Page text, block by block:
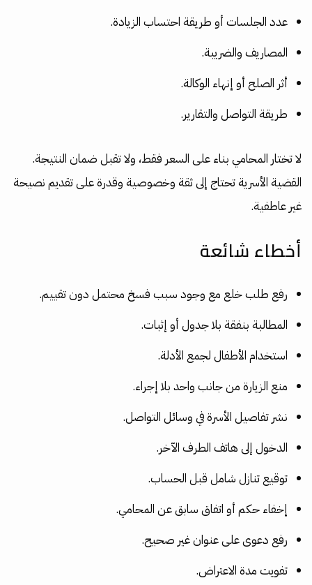
عدد الجلسات أو طريقة احتساب الزيادة.
المصاريف والضريبة.
أثر الصلح أو إنهاء الوكالة.
طريقة التواصل والتقارير.
لا تختار المحامي بناء على السعر فقط، ولا تقبل ضمان النتيجة.
القضية الأسرية تحتاج إلى ثقة وخصوصية وقدرة على تقديم نصيحة
غير عاطفية.
أخطاء شائعة
رفع طلب خلع مع وجود سبب فسخ محتمل دون تقييم.
المطالبة بنفقة بلا جدول أو إثبات.
استخدام الأطفال لجمع الأدلة.
منع الزيارة من جانب واحد بلا إجراء.
نشر تفاصيل الأسرة في وسائل التواصل.
الدخول إلى هاتف الطرف الآخر.
توقيع تنازل شامل قبل الحساب.
إخفاء حكم أو اتفاق سابق عن المحامي.
رفع دعوى على عنوان غير صحيح.
تفويت مدة الاعتراض.